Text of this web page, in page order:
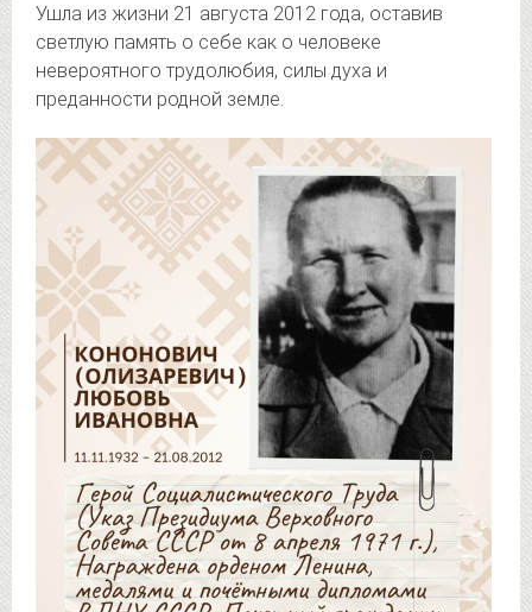
Ушла из жизни 21 августа 2012 года, оставив
светлую память о себе как о человеке
невероятного трудолюбия, силы духа и
преданности родной земле.